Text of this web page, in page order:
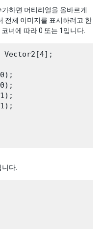
하면 머티리얼을 올바르게
전체 이미지를 표시하려고 한
너에 따라 0 또는 1입니다.
Vector2[4];
다.